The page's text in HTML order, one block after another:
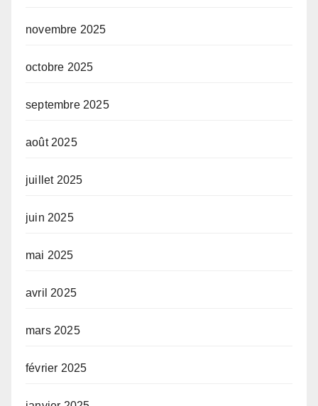
novembre 2025
octobre 2025
septembre 2025
août 2025
juillet 2025
juin 2025
mai 2025
avril 2025
mars 2025
février 2025